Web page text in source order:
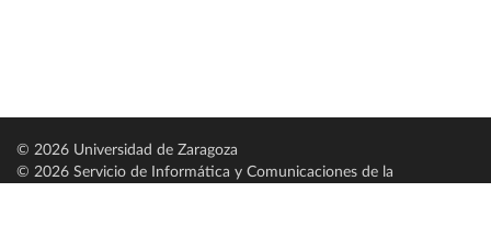
© 2026 Universidad de Zaragoza
© 2026 Servicio de Informática y Comunicaciones de la